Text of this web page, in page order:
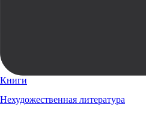
Книги
Нехудожественная литература